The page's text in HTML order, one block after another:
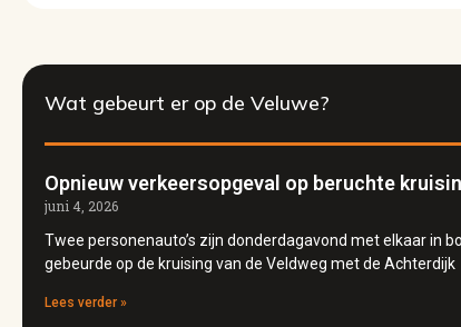
Wat gebeurt er op de Veluwe?
Opnieuw verkeersopgeval op beruchte
juni 4, 2026
Twee personenauto’s zijn donderdagavond met elkaar in
gebeurde op de kruising van de Veldweg met de Achterdijk
Lees verder »